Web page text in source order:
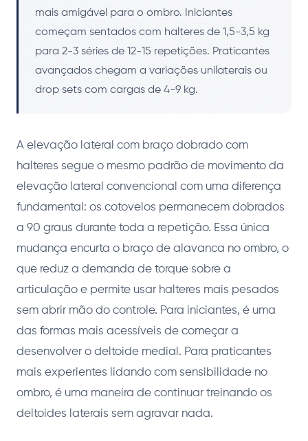
mais amigável para o ombro. Iniciantes
começam sentados com halteres de 1,5-3,5 kg
para 2-3 séries de 12-15 repetições. Praticantes
avançados chegam a variações unilaterais ou
drop sets com cargas de 4-9 kg.
A elevação lateral com braço dobrado com
halteres segue o mesmo padrão de movimento da
elevação lateral convencional com uma diferença
fundamental: os cotovelos permanecem dobrados
a 90 graus durante toda a repetição. Essa única
mudança encurta o braço de alavanca no ombro, o
que reduz a demanda de torque sobre a
articulação e permite usar halteres mais pesados
sem abrir mão do controle. Para iniciantes, é uma
das formas mais acessíveis de começar a
desenvolver o deltoide medial. Para praticantes
mais experientes lidando com sensibilidade no
ombro, é uma maneira de continuar treinando os
deltoides laterais sem agravar nada.